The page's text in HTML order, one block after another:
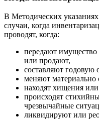
В Методических
случаи, когда
проводят, когда:
передают
или продают,
составляют годовую
меняют материально
находят хищения
происходят
чрезвычайные
ликвидируют или